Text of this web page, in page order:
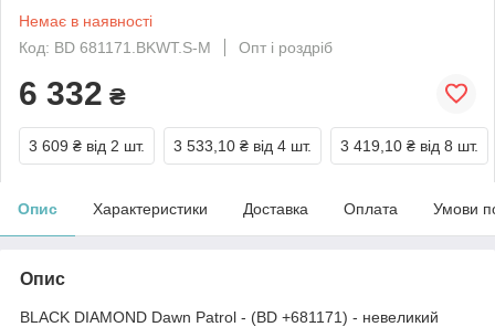
Немає в наявності
Код: BD 681171.BKWT.S-M
Опт і роздріб
6 332 ₴
3 609 ₴ від 2 шт. 3 533,10 ₴ від 4 шт. 3 419,10 ₴ від 8 шт.
Опис Характеристики Доставка Оплата Умови
Опис
BLACK DIAMOND Dawn Patrol - (BD +681171) - невеликий